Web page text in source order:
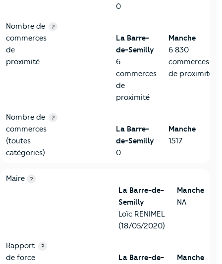
0
Nombre de
commerces
de
proximité
?
La Barre-
de-Semilly
6
commerces
de
proximité
Manche
6 830
commerces
de proximité
Nombre de
commerces
(toutes
catégories)
?
La Barre-
de-Semilly
0
Manche
1517
6-Politique
Critères
Maire ?
La Barre-de-
Semilly
Loïc RENIMEL
(18/05/2020)
Manche
NA
Rapport
de force
?
La Barre-de-
Manche